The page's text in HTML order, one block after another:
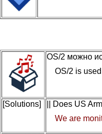
OS/2 можно
OS/2 is
[Solutions]
|| Does US
We are